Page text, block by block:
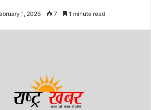
1, 2026 7 1 minute read